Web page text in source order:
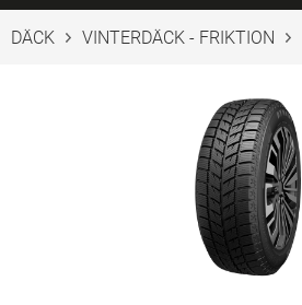
DÄCK VINTERDÄCK - FRIKTION